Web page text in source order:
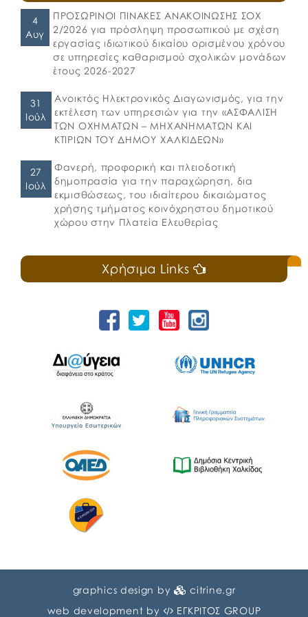
4
Αυγ
ΠΡΟΣΩΡΙΝΟΙ ΠΙΝΑΚΕΣ ΑΝΑΚΟΙΝΩΣΗΣ ΣΟΧ
2/2026 για πρόσληψη προσωπικού με σχέση
εργασίας ιδιωτικού δικαίου ορισμένου χρόνου
σε υπηρεσίες καθαρισμού σχολικών μονάδων
έτους 2026-2027
31
Ιούλ
Ανοικτός Ηλεκτρονικός Διαγωνισμός, για την
εκτέλεση των υπηρεσιών για την «ΑΣΦΑΛΙΣΗ
ΤΩΝ ΟΧΗΜΑΤΩΝ – ΜΗΧΑΝΗΜΑΤΩΝ ΚΑΙ
ΚΤΙΡΙΩΝ ΤΟΥ ΔΗΜΟΥ ΧΑΛΚΙΔΕΩΝ»
27
Ιούλ
Φανερή, προφορική και πλειοδοτική
δημοπρασία για την παραχώρηση, δια
εκμισθώσεως, του ιδιαίτερου δικαιώματος
χρήσης τμήματος κοινόχρηστου δημοτικού
χώρου στην Πλατεία Ελευθερίας
Χρήσιμα Links
graphics design by
citrine.gr
web development by
ΕΓΚΡΙΤΟΣ GROUP